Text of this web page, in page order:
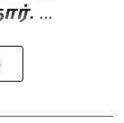
...